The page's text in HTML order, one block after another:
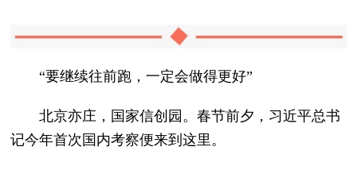
“要继续往前跑，一定会做得更好”
北京亦庄，国家信创园。春节前夕，习近平总书
记今年首次国内考察便来到这里。